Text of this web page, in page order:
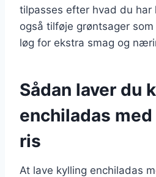
tilpasses efter hvad du har
også tilføje grøntsager
løg for ekstra smag og
Sådan laver du
enchiladas
ris
At lave kylling enchiladas